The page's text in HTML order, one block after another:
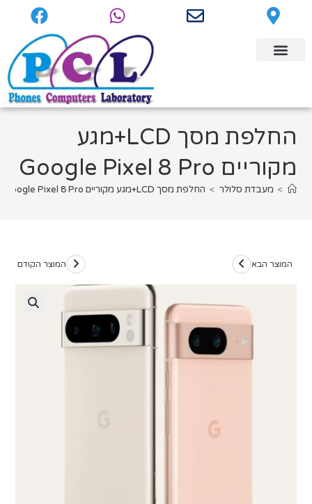
החלפת מסך LCD+מגע
מקוריים Google Pixel 8 Pro
> מעבדת סלולר > החלפת מסך LCD+מגע מקוריים Google Pixel 8 Pro
המוצר הקודם המוצר הבא